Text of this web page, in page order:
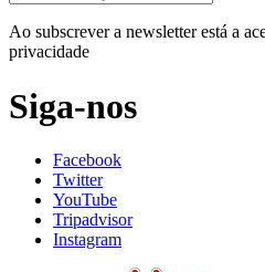
Ao subscrever a newsletter está a
privacidade
Siga-nos
Facebook
Twitter
YouTube
Tripadvisor
Instagram